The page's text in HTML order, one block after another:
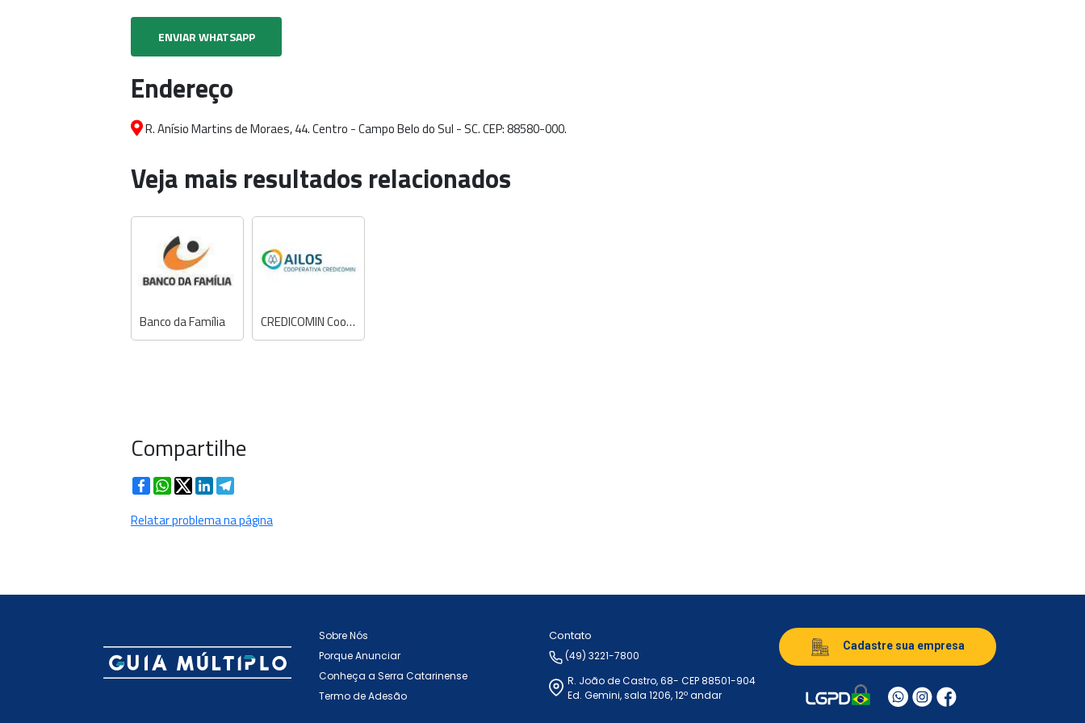
ENVIAR WHATSAPP
Endereço
R. Anísio Martins de Moraes, 44. Centro - Campo Belo do Sul - SC. CEP: 88580-000.
Veja mais resultados relacionados
Banco da Família CREDICOMIN Cooperativa Ailos PA 01
Compartilhe
FacebookWhatsApp
TwitterLinkedIn
Relatar problema na página
Sobre Nós
Porque Anunciar
Conheça a Serra Catarinense
Termo de Adesão
Contato
(49) 3221-7800
R. João de Castro, 68- CEP 88501-904
Ed. Gemini, sala 1206, 12º andar
Cadastre sua empresa